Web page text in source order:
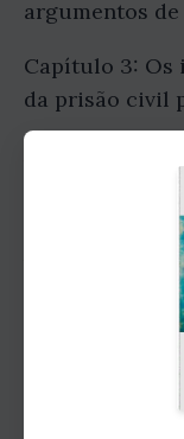
argumentos
Capítulo 3: Os
da prisão civil
sociais e
dívida pode
Através de
autor mostra
dignidade